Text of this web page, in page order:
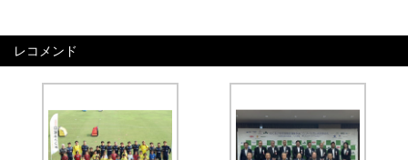
レコメンド